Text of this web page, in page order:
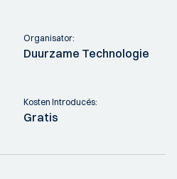
Organisator:
Duurzame Technologie
Kosten Introducés:
Gratis